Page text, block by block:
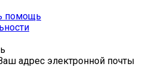
помощь
адрес электронной почты